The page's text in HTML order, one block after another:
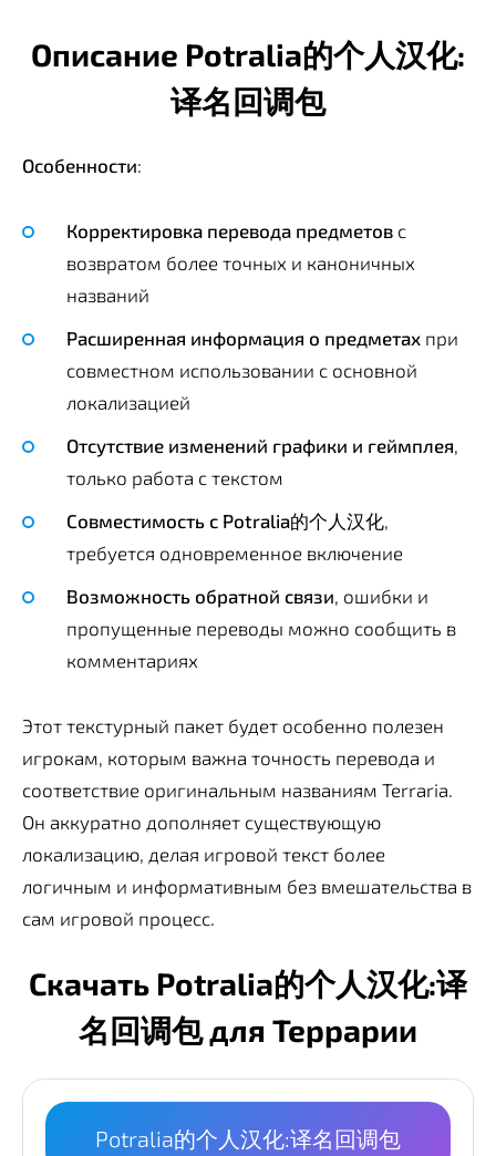
Описание Potralia的个人汉化:
译名回调包
Особенности:
Корректировка перевода предметов с
возвратом более точных и каноничных
названий
Расширенная информация о предметах при
совместном использовании с основной
локализацией
Отсутствие изменений графики и геймплея
только работа с текстом
Совместимость с Potralia的个人汉化
требуется одновременное включение
Возможность обратной связи , ошибки и
пропущенные переводы можно сообщить в
комментариях
Этот текстурный пакет будет особенно полезен
игрокам, которым важна точность перевода и
соответствие оригинальным названиям Terraria.
Он аккуратно дополняет существующую
локализацию, делая игровой текст более
логичным и информативным без вмешательства в
сам игровой процесс.
Скачать Potralia的个人汉化:译
名回调包 для Террарии
Potralia的个人汉化:译名回调包